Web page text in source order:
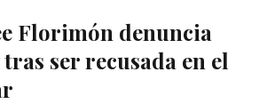
Florimón denuncia
ser recusada en el